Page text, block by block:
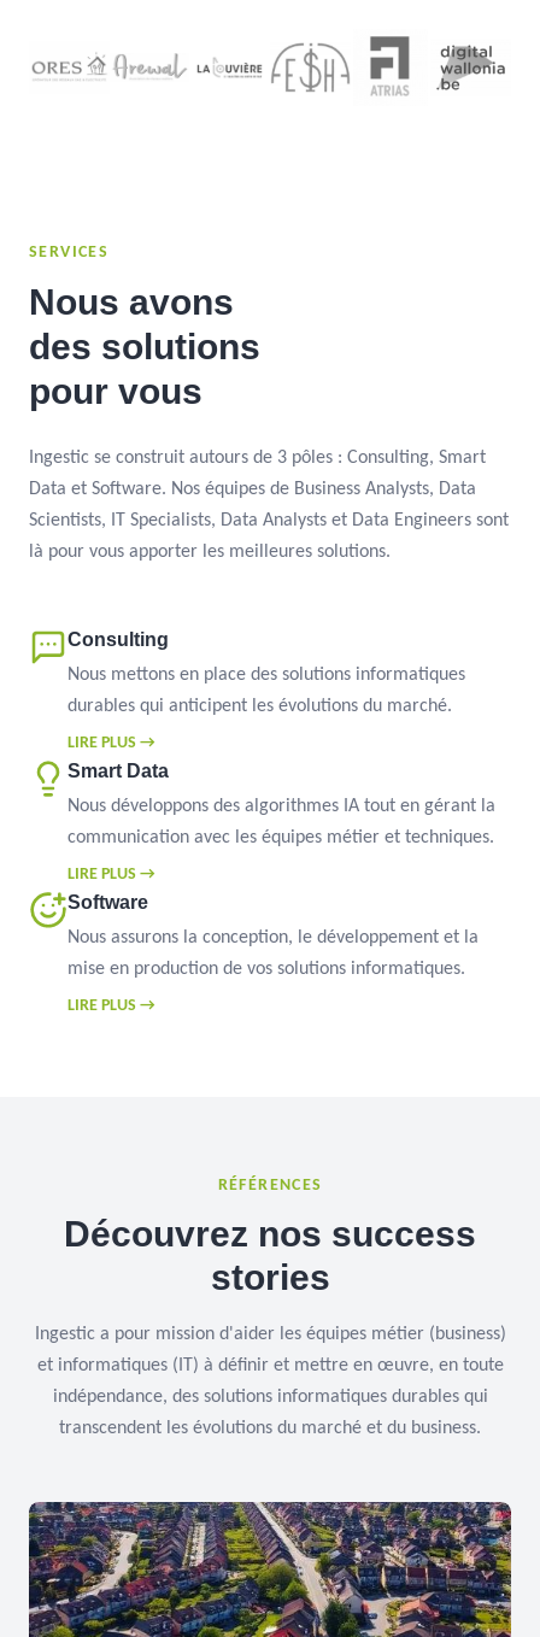
SERVICES
Nous avons
des solutions
pour vous
Ingestic se construit autours de 3 pôles : Consulting, Smart
Data et Software. Nos équipes de Business Analysts, Data
Scientists, IT Specialists, Data Analysts et Data Engineers sont
là pour vous apporter les meilleures solutions.
Consulting
Nous mettons en place des solutions informatiques
durables qui anticipent les évolutions du marché.
LIRE PLUS →
Smart Data
Nous développons des algorithmes IA tout en gérant la
communication avec les équipes métier et techniques.
LIRE PLUS →
Software
Nous assurons la conception, le développement et la
mise en production de vos solutions informatiques.
LIRE PLUS →
RÉFÉRENCES
Découvrez nos success
stories
Ingestic a pour mission d'aider les équipes métier (business)
et informatiques (IT) à définir et mettre en œuvre, en toute
indépendance, des solutions informatiques durables qui
transcendent les évolutions du marché et du business.